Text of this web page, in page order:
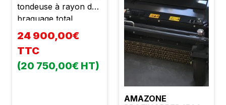
tondeuse à rayon de
braquage total
étonnamment
efficace, endurante et
très facile d'utilisation.
Système de coupe à
24 900,00€
TTC
(20 750,00€ HT)
AMAZONE